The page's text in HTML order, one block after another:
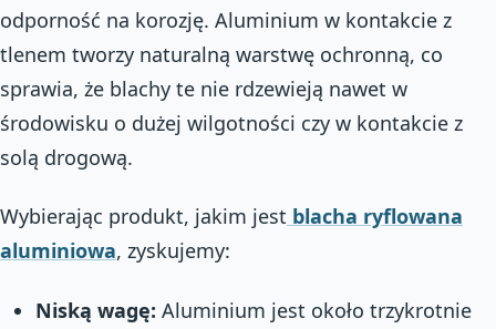
odporność na korozję. Aluminium w kontakcie z
tlenem tworzy naturalną warstwę ochronną, co
sprawia, że blachy te nie rdzewieją nawet w
środowisku o dużej wilgotności czy w kontakcie z
solą drogową.
Wybierając produkt, jakim jest blacha ryflowana
aluminiowa, zyskujemy:
Niską wagę: Aluminium jest około trzykrotnie